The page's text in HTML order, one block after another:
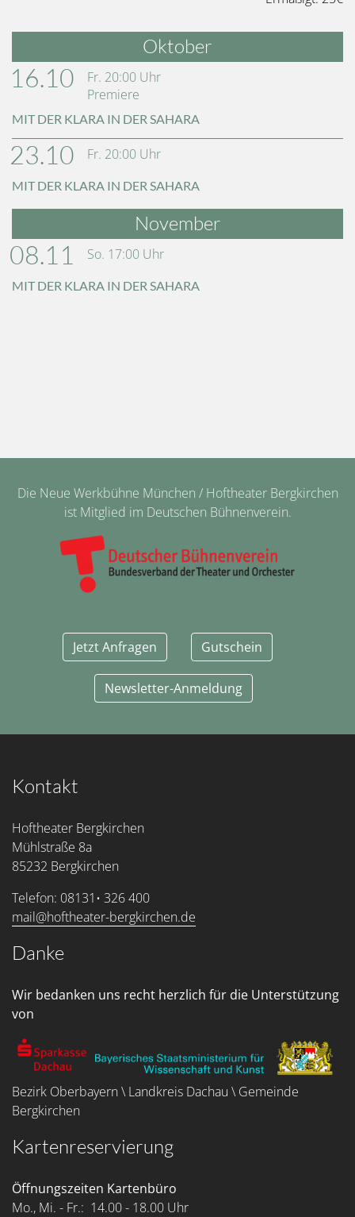
Oktober
16.10 Fr. 20:00 Uhr
Premiere
MIT DER KLARA IN DER SAHARA
23.10 Fr. 20:00 Uhr
MIT DER KLARA IN DER SAHARA
November
08.11 So. 17:00 Uhr
MIT DER KLARA IN DER SAHARA
Die Neue Werkbühne München / Hoftheater Bergkirchen
ist Mitglied im Deutschen Bühnenverein.
Jetzt Anfragen Gutschein
Newsletter-Anmeldung
Kontakt
Hoftheater Bergkirchen
Mühlstraße 8a
85232 Bergkirchen
Telefon: 08131• 326 400
mail@hoftheater-bergkirchen.de
Danke
Wir bedanken uns recht herzlich für die Unterstützung
von
Bezirk Oberbayern \ Landkreis Dachau \ Gemeinde
Bergkirchen
Kartenreservierung
Öffnungszeiten Kartenbüro
Mo., Mi. - Fr.: 14.00 - 18.00 Uhr